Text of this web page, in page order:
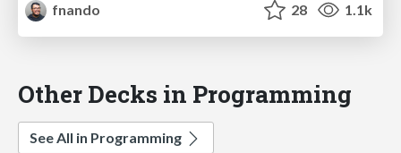
fnando
28 1.1k
Other Decks in Programming
See All in Programming